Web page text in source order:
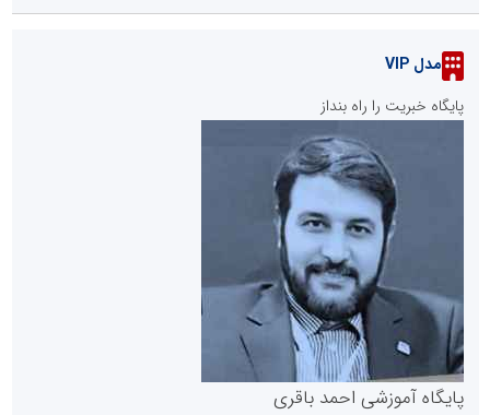
مدل VIP
پایگاه خبریت را راه بنداز
پایگاه آموزشی احمد باقری